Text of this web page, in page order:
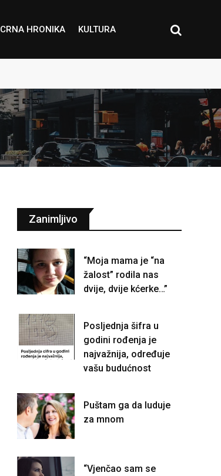
CRNA HRONIKA KULTURA
Zanimljivo
“Moja mama je “na
žalost” rodila nas
dvije, dvije kćerke…”
Posljednja šifra u
godini rođenja je
najvažnija, određuje
vašu budućnost
Puštam ga da luduje
za mnom
“Vjenčao sam se